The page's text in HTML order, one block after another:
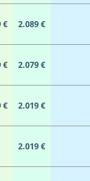
€ 2.089 €
€ 2.079 €
€ 2.019 €
2.019 €